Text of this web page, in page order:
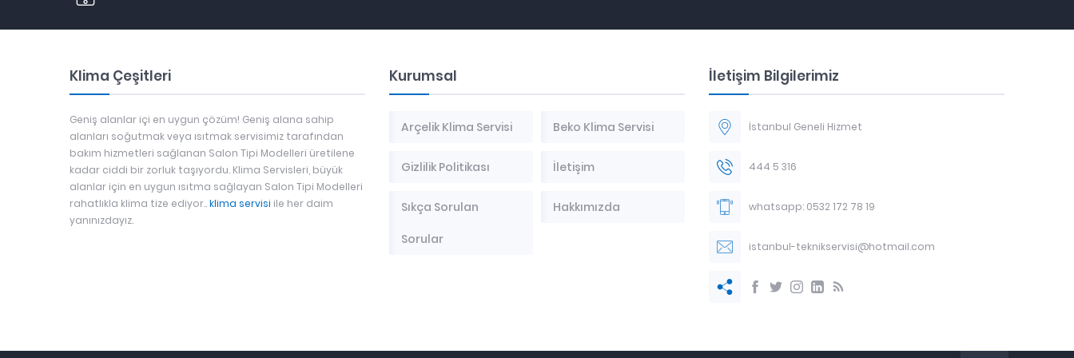
Klima Çeşitleri
Geniş alanlar içi en uygun çözüm! Geniş alana sahip
alanları soğutmak veya ısıtmak servisimiz tarafından
bakım hizmetleri sağlanan Salon Tipi Modelleri üretilene
kadar ciddi bir zorluk taşıyordu. Klima Servisleri, büyük
alanlar için en uygun ısıtma sağlayan Salon Tipi Modelleri
rahatlıkla klima tize ediyor..klima servisi ile her daim
yanınızdayız.
Kurumsal
Arçelik Klima Servisi Beko Klima Servisi
Gizlilik Politikası İletişim
Sıkça Sorulan
Sorular
Hakkımızda
İletişim Bilgilerimiz
İstanbul Geneli Hizmet
444 5 316
whatsapp: 0532 172 78 19
istanbul-teknikservisi@hotmail.com